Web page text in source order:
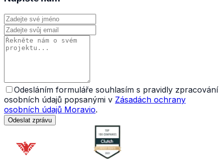
Odesláním formuláře souhlasím s pravidly zpracování
osobních údajů popsanými v Zásadách ochrany
osobních údajů Moravio.
Odeslat zprávu